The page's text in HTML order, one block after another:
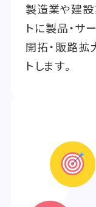
製造業や建
トに製品・サ
開拓・販路拡
トします。